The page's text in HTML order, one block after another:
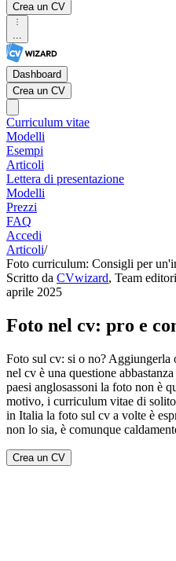
Crea un CV
...
Dashboard
Crea un CV
Curriculum vitae
Modelli
Esempi
Articoli
Lettera di presentazione
Modelli
Prezzi
FAQ
Accedi
Articoli/
Foto curriculum: Consigli per
Scritto da CVwizard, Team
aprile 2025
Foto nel cv: pro e
Foto sul cv: si o no?
nel cv è una questione
paesi anglosassoni la foto non è
motivo, i curriculum vitae di
in Italia la foto sul cv a volte è
non lo sia, è comunque
Crea un CV